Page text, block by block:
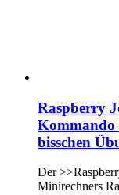
Raspberry
Kommando
bisschen
Der
Minirechners